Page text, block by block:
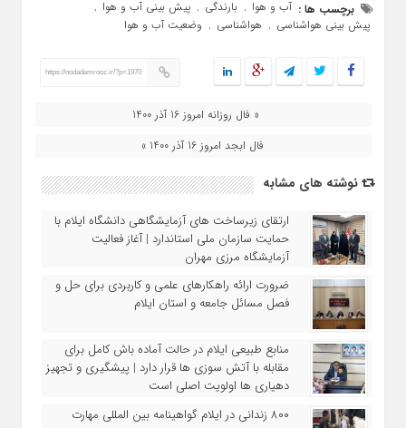
برچسب ها : آب و هوا , بارندگی , پیش بینی آب و هوا ,
پیش بینی هواشناسی , هواشناسی , وضعیت آب و هوا
https://nodademrooz.ir/?p=1970
« فال روزانه امروز 16 آذر 1400
فال ابجد امروز 16 آذر 1400 »
نوشته های مشابه
ارتقای زیرساخت‌ های آزمایشگاهی دانشگاه ایلام با
حمایت سازمان ملی استاندارد | آغاز فعالیت
آزمایشگاه مرزی مهران
ضرورت ارائه راهکارهای علمی و کاربردی برای حل و
فصل مسائل جامعه و استان ایلام
منابع طبیعی ایلام در حالت آماده‌ باش کامل برای
مقابله با آتش‌ سوزی‌ ها قرار دارد | پیشگیری و تجهیز
دهیاری‌ ها اولویت اصلی است
۸۰۰ زندانی در ایلام گواهینامه بین‌ المللی مهارت